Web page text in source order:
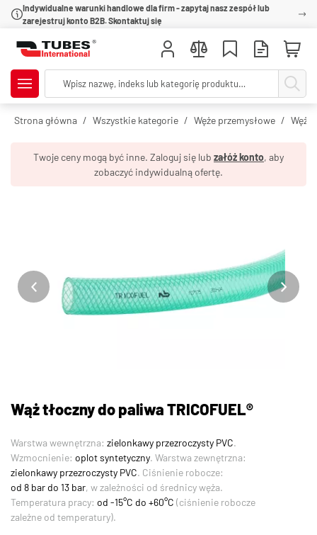
Indywidualne warunki handlowe dla firm - zapytaj nasz zespół lub
zarejestruj konto B2B. Skontaktuj się
Strona główna Wszystkie kategorie Węże przemysłowe Węże
Twoje ceny mogą być inne. Zaloguj się lub załóż konto, aby
zobaczyć indywidualną ofertę.
Wąż tłoczny do paliwa TRICOFUEL®
Warstwa wewnętrzna: zielonkawy przezroczysty PVC.
Wzmocnienie: oplot syntetyczny. Warstwa zewnętrzna:
zielonkawy przezroczysty PVC. Ciśnienie robocze:
od 8 bar do 13 bar, w zależności od średnicy węża.
Temperatura pracy: od -15°C do +60°C (ciśnienie robocze
zależne od temperatury).